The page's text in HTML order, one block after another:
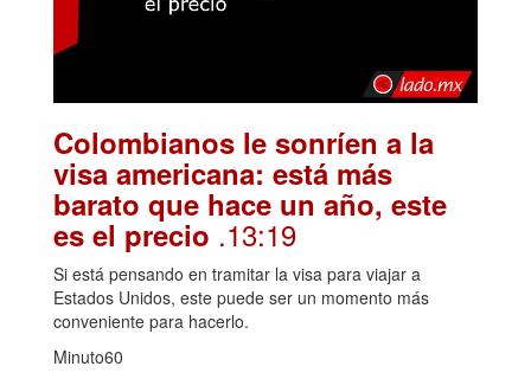
Colombianos le sonríen a la
visa americana: está más
barato que hace un año, este
es el precio .13:19
Si está pensando en tramitar la visa para viajar a
Estados Unidos, este puede ser un momento más
conveniente para hacerlo.
Minuto60